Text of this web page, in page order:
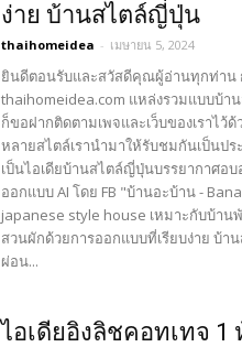
ง่าย บ้านสไตล์ญี่ปุ่น
thaihomeidea - เมษายน 5, 2024
ยินดีตอนรับและสวัสดีคุณผู้อ่านทุกท่าน
thaihomeidea.com แหล่งรวมแบบบ้า
ก็ขอฝากติดตามเพจและเว็บของเราไ
หลายสไตล์เรานำมาให้รับชมกันเป็นป
เป็นไอเดียบ้านสไตล์ญี่ปุ่นบรรยากาศอ
ออกแบบ AI โดย FB "บ้านอะบ้าน -
japanese style house เหมาะกับบ้า
สวนผักด้วยการออกแบบที่เรียบง่าย บ้า
ผ่อน...
ไอเดียอิงลิชคอทเทจ 1